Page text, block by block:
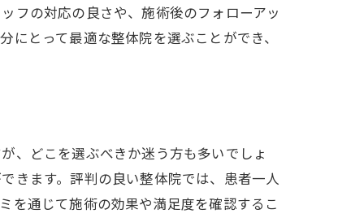
フの対応の良さや、施術後のフォローアッ
とって最適な整体院を選ぶことができ、
、どこを選ぶべきか迷う方も多いでしょ
きます。評判の良い整体院では、患者一人
を通じて施術の効果や満足度を確認するこ